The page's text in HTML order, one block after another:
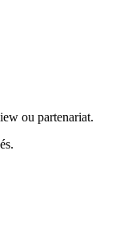
ou partenariat.